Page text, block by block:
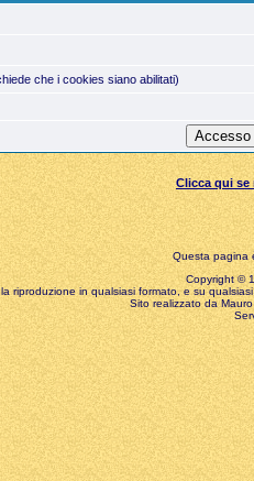
che i cookies siano abilitati)
Clicca qui se
Questa pagina
Copyright ©
riproduzione in qualsiasi formato, e su
Sito realizzato da